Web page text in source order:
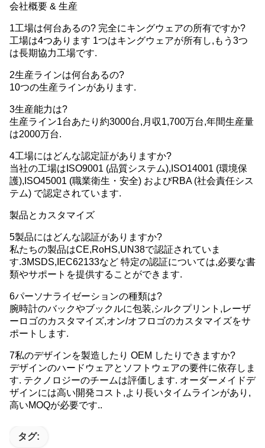
会社概要 & 生産
1工場は何台あるの? 完全にキングウェアの所有ですか?
工場は4つあります 1つはキングウェアが所有し,もう3つ
は長期協力工場です.
2生産ラインは何台あるの?
10つの生産ラインがあります.
3生産能力は?
生産ライン1台あたり約3000台,月収1,700万台,年間生産量
は2000万台.
4工場にはどんな認定証がありますか?
当社の工場はISO9001 (品質システム),ISO14001 (環境保
護),ISO45001 (職業衛生・安全) およびRBA (社会責任シス
テム) で認定されています.
製品とカスタマイズ
5製品にはどんな認証がありますか?
私たちの製品はCE,RoHS,UN38で認証されていま
す.3MSDS,IEC62133など 特定の認証については,必要な書
類やサポートを提供することができます.
6パーソナライゼーションの種類は?
腕時計のバックやブックルに包装,シルクプリント,レーザ
ーロゴのカスタマイズ,オン/オフロゴのカスタマイズをサ
ポートします.
7私のデザインを製造したり OEM したりできますか?
デザインのハードウェアとソフトウェアの要件に依存しま
す. テクノロジーのチームは評価します. オーダーメイドデ
ザインには高い開発コスト,より長いタイムラインがあり,
高いMOQが必要です..
タグ: